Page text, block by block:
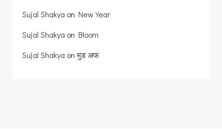
Sujal Shakya on New Year
Sujal Shakya on Bloom
Sujal Shakya onमुड अफ